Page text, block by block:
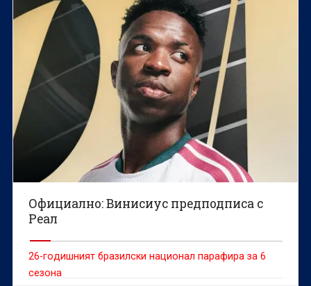
Официално: Винисиус предподписа с
Реал
26-годишният бразилски национал парафира за 6
сезона